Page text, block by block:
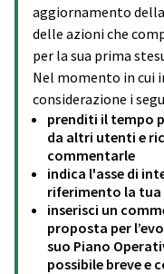
aggiornamento
delle azioni che
per la sua prima
Nel momento in cui
considerazione i
prenditi il tempo
da altri utenti e
commentarle
indica l'asse di
riferimento la
inserisci un
proposta per
suo Piano
possibile breve e